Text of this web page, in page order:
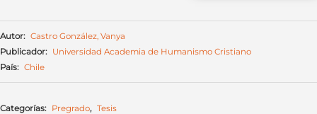
Autor: Castro González, Vanya
Publicador: Universidad Academia de Humanismo Cristiano
País: Chile
Categorías: Pregrado, Tesis